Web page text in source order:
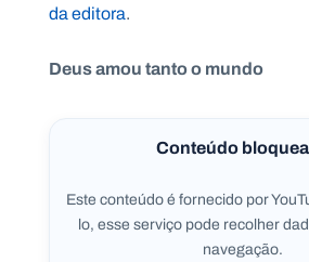
da editora.
Deus amou tanto o mundo
Conteúdo
Este conteúdo é fornecido por
lo, esse serviço pode recolher
navegação.
O
R
L
N
A
L
S